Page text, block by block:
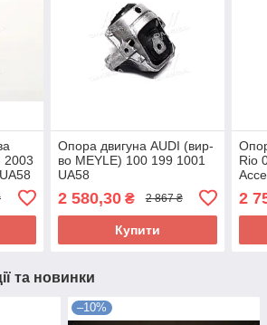
2003
Опора двигуна AUDI (вир-
во MEYLE) 100 199 1001
UA58
2 580,30₴ 2 867 ₴
Купити
Rio
2
та новинки
–10%